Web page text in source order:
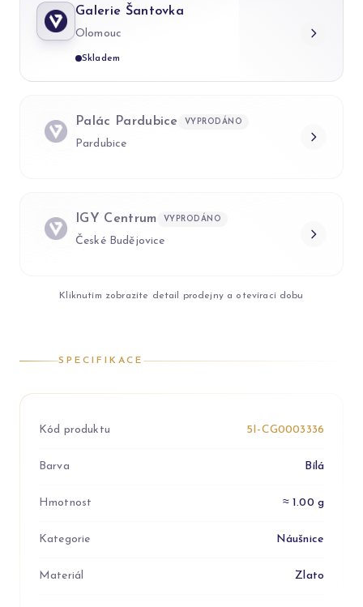
Galerie Šantovka
Olomouc
Skladem
Palác Pardubice VYPRODÁNO
Pardubice
IGY Centrum VYPRODÁNO
České Budějovice
Kliknutím zobrazíte detail prodejny a otevírací dobu
SPECIFIKACE
Kód produktu 5I-CG0003336
Barva Bílá
Hmotnost ≈ 1.00 g
Kategorie Náušnice
Materiál Zlato